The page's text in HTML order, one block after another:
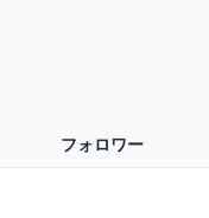
フォロワー